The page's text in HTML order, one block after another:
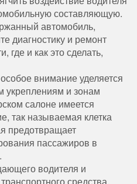
составляющую.
автомобиль,
диагностику и ремонт
где и как это сделать,
внимание уделяется
укреплениям и зонам
салоне имеется
так называемая клетка
предотвращает
пассажиров в
водителя и